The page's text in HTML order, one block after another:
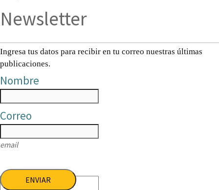
Newsletter
Ingresa tus datos para recibir en tu correo nuestras últimas
publicaciones.
Nombre
Correo
email
ENVIAR